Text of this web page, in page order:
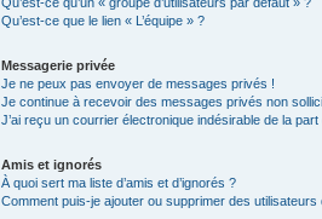
Qu’est-ce que le lien « L’équipe » ?
Messagerie privée
Je ne peux pas envoyer de messages privés !
Je continue à recevoir des messages privés non
J’ai reçu un courrier électronique indésirable de la
Amis et ignorés
À quoi sert ma liste d’amis et d’ignorés ?
Comment puis-je ajouter ou supprimer des utilisateurs